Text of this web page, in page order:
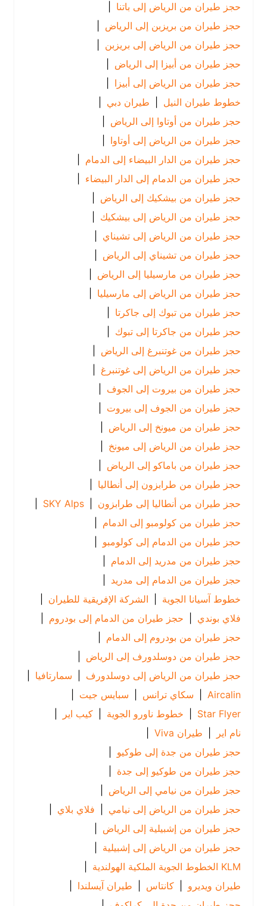
حجز طيران من الرياض إلى باتنا |
حجز طيران من بريزبن إلى الرياض
|
حجز طيران من الرياض إلى بريزبن |
حجز طيران من أبيزا إلى الرياض
|
حجز طيران من الرياض إلى أبيزا
خطوط طيران النيل | طيران دبي |
حجز طيران من أوتاوا إلى الرياض
|
حجز طيران من الرياض إلى أوتاوا |
حجز طيران من الدار البيضاء إلى الدمام
|
حجز طيران من الدمام إلى الدار البيضاء |
حجز طيران من بيشكيك إلى الرياض
|
حجز طيران من الرياض إلى بيشكيك |
حجز طيران من الرياض إلى تشيناي |
حجز طيران من تشيناي إلى الرياض
|
حجز طيران من مارسيليا إلى الرياض
|
حجز طيران من الرياض إلى مارسيليا |
حجز طيران من تبوك إلى جاكرتا
|
حجز طيران من جاكرتا إلى تبوك
|
حجز طيران من غوتنبرغ إلى الرياض
|
حجز طيران من الرياض إلى غوتنبرغ |
حجز طيران من بيروت إلى الجوف |
حجز طيران من الجوف إلى بيروت
|
حجز طيران من ميونخ إلى الرياض
|
حجز طيران من الرياض إلى ميونخ |
حجز طيران من باماكو إلى الرياض
|
حجز طيران من طرابزون إلى أنطاليا
|
حجز طيران من أنطاليا إلى طرابزون |
SKY Alps
|
حجز طيران من كولومبو إلى الدمام
|
حجز طيران من الدمام إلى كولومبو |
حجز طيران من مدريد إلى الدمام
|
حجز طيران من الدمام إلى مدريد |
خطوط آسيانا الجوية
| الشركة الإفريقية للطيران |
فلاي بوندي | حجز طيران من الدمام إلى بودروم |
حجز طيران من بودروم إلى الدمام
|
حجز طيران من دوسلدورف إلى الرياض
|
حجز طيران من الرياض إلى دوسلدورف | سمارتافيا
|
Aircalin
| سكاي ترانس | سبايس جيت
|
Star Flyer
| خطوط ناورو الجوية | كيب اير |
| طيران Viva
|
حجز طيران من جدة إلى طوكيو |
حجز طيران من طوكيو إلى جدة
حجز طيران من نيامي إلى الرياض
|
حجز طيران من الرياض إلى نيامي | فلاي بلاي
حجز طيران من إشبيلية إلى الرياض
|
حجز طيران من الرياض إلى إشبيلية |
|
طيران ويديرو
| كانتاس | طيران آيسلندا |